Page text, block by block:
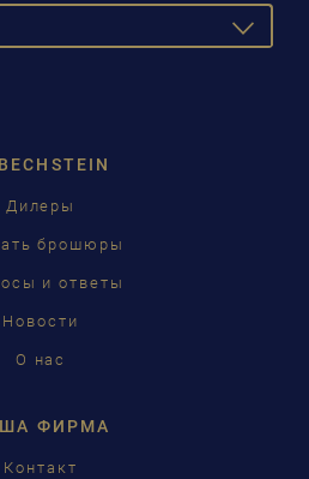
TOGGLE
Дилеры
брошюры
и ответы
Новости
О нас
ФИРМА
Контакт